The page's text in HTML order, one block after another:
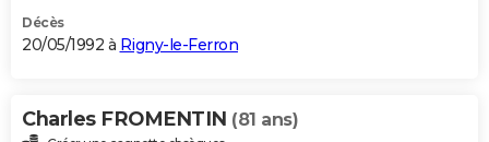
Décès
20/05/1992 à Rigny-le-Ferron
Charles FROMENTIN (81 ans)